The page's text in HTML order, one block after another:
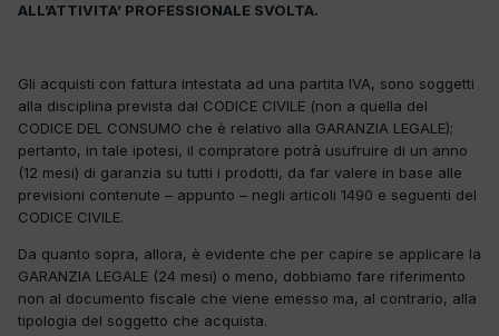
ALL’ATTIVITA’ PROFESSIONALE SVOLTA.
Gli acquisti con fattura intestata ad una partita IVA, sono soggetti
alla disciplina prevista dal CODICE CIVILE (non a quella del
CODICE DEL CONSUMO che è relativo alla GARANZIA LEGALE);
pertanto, in tale ipotesi, il compratore potrà usufruire di un anno
(12 mesi) di garanzia su tutti i prodotti, da far valere in base alle
previsioni contenute – appunto – negli articoli 1490 e seguenti del
CODICE CIVILE.
Da quanto sopra, allora, è evidente che per capire se applicare la
GARANZIA LEGALE (24 mesi) o meno, dobbiamo fare riferimento
non al documento fiscale che viene emesso ma, al contrario, alla
tipologia del soggetto che acquista.